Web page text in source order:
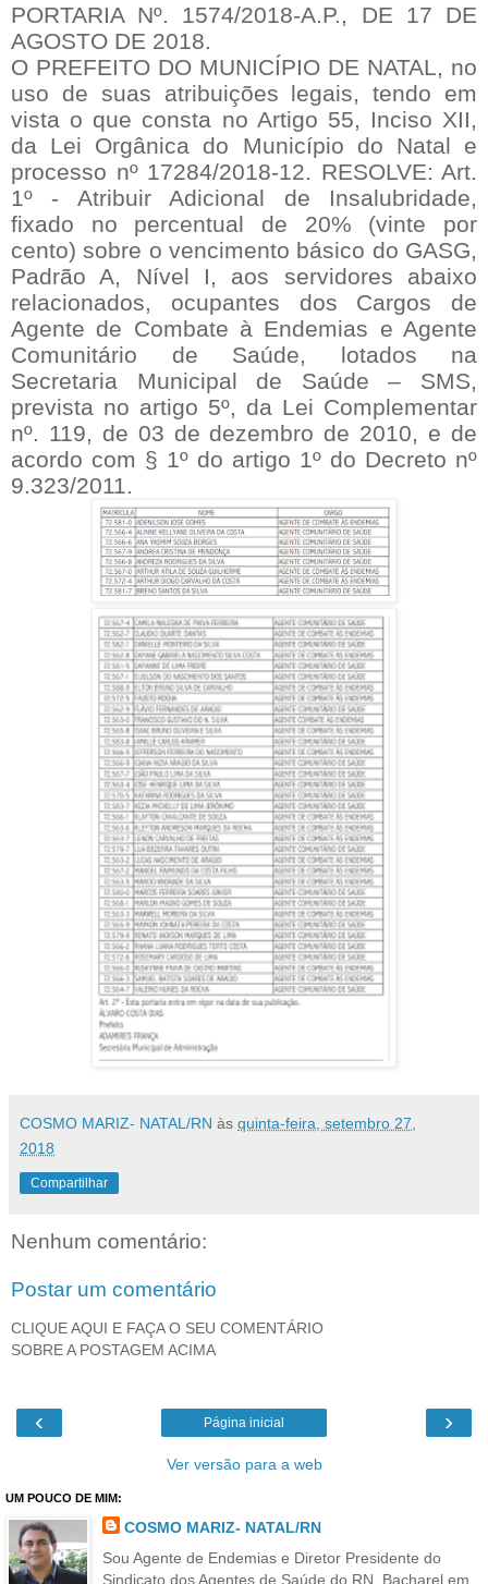
PORTARIA Nº. 1574/2018-A.P., DE 17 DE
AGOSTO DE 2018.
O PREFEITO DO MUNICÍPIO DE NATAL, no
uso de suas atribuições legais, tendo em
vista o que consta no Artigo 55, Inciso XII,
da Lei Orgânica do Município do Natal e
processo nº 17284/2018-12. RESOLVE: Art.
1º - Atribuir Adicional de Insalubridade,
fixado no percentual de 20% (vinte por
cento) sobre o vencimento básico do GASG,
Padrão A, Nível I, aos servidores abaixo
relacionados, ocupantes dos Cargos de
Agente de Combate à Endemias e Agente
Comunitário de Saúde, lotados na
Secretaria Municipal de Saúde – SMS,
prevista no artigo 5º, da Lei Complementar
nº. 119, de 03 de dezembro de 2010, e de
acordo com § 1º do artigo 1º do Decreto nº
9.323/2011.
COSMO MARIZ- NATAL/RN às quinta-feira, setembro 27,
2018
Compartilhar
Nenhum comentário:
Postar um comentário
CLIQUE AQUI E FAÇA O SEU COMENTÁRIO
SOBRE A POSTAGEM ACIMA
‹ ›
Página inicial
Ver versão para a web
UM POUCO DE MIM:
COSMO MARIZ- NATAL/RN
Sou Agente de Endemias e Diretor Presidente do
Sindicato dos Agentes de Saúde do RN. Bacharel em